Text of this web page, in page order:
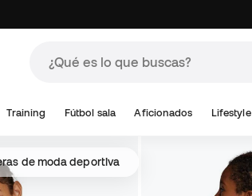
Training Fútbol sala Aficionados Lifestyle
de moda deportiva